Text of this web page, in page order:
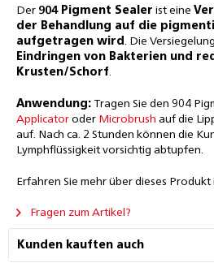
Der 904 Pigment Sealer ist eine
der Behandlung auf die
aufgetragen wird . Die Versiegelung
Eindringen von Bakterien und
Krusten/Schorf.
Anwendung: Tragen Sie den 904
Applicator oder Microbrush auf die
auf. Nach ca. 2 Stunden können die
Lymphflüssigkeit vorsichtig abtupfen.
Erfahren Sie mehr über dieses Produkt
Fragen zum Artikel?
Kunden kauften auch